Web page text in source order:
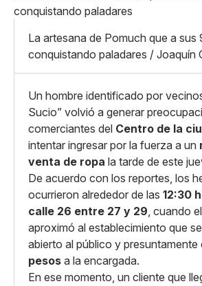
Linkedin
Facebook
X
Whatsapp
Copiar enlace
Mediano
Grande
La artesana de Pomuch que a sus
conquistando paladares / Joaquín
Un hombre identificado por
Sucio” volvió a generar
comerciantes del Centro de la
intentar ingresar por la fuerza a un
venta de ropa la tarde de este
De acuerdo con los reportes, los
ocurrieron alrededor de las 12:30
calle 26 entre 27 y 29, cuando
aproximó al establecimiento que
abierto al público y presuntamente
pesos a la encargada.
En ese momento, un cliente que